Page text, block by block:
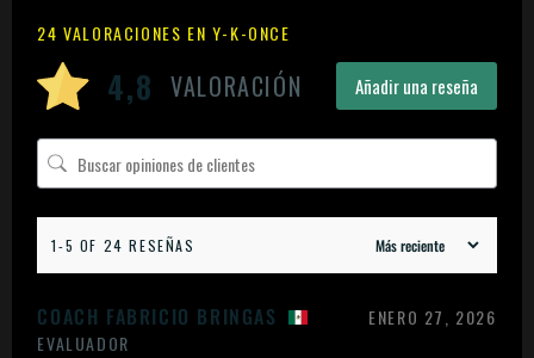
24 VALORACIONES EN Y-K-ONCE
4,8 VALORACIÓN Añadir una reseña
1-5 OF 24 RESEÑAS
COACH FABRICIO BRINGAS
EVALUADOR
ENERO 27, 2026